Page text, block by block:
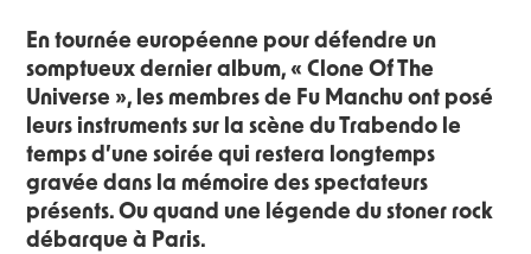
En tournée européenne pour défendre un
somptueux dernier album, « Clone Of The
Universe », les membres de Fu Manchu ont posé
leurs instruments sur la scène du Trabendo le
temps d’une soirée qui restera longtemps
gravée dans la mémoire des spectateurs
présents. Ou quand une légende du stoner rock
débarque à Paris.